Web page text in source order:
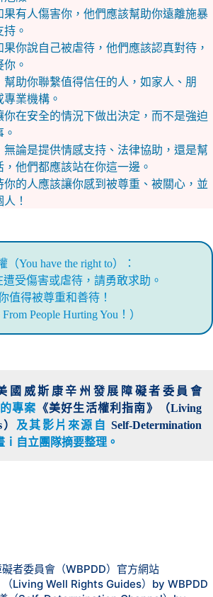
果有人傷害你，他們應該幫助你遠離施暴
。
你說自己被虐待，他們應該認真對待，
。
助你聯繫值得信任的人，如家人、朋
業機構。
你在安全的情況下做出決定，而不是強迫
無論是提供情感支持、法律協助，還是幫
他們都應該站在你這一邊。
你的人應該讓你感到被尊重、被關心，並
！
（You have the right to）：
受傷害或虐待，請勇敢求助。
值得被尊重和善待！
From People Hurting You！）
國威斯康辛州發展障礙者委員會
專案 《美好生活權利指南》（Living
及其影片來源自 Self-Determination
ｉ自立團隊摘要整理。
者委員會（WBPDD）官方網站
（Living Well Rights Guides）by WBPDD